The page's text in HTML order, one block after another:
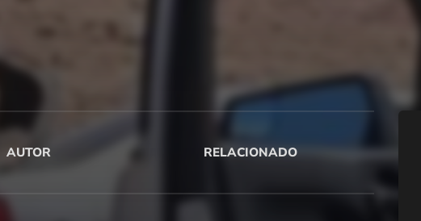
AUTOR RELACIONADO